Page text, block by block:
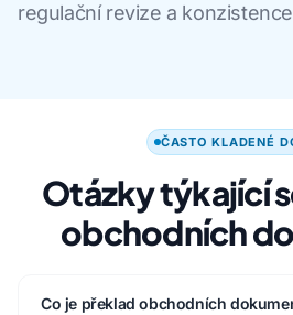
regulační revize a
ČASTO KLADENÉ
Otázky týkající
obchodních
Co je překlad obchodních